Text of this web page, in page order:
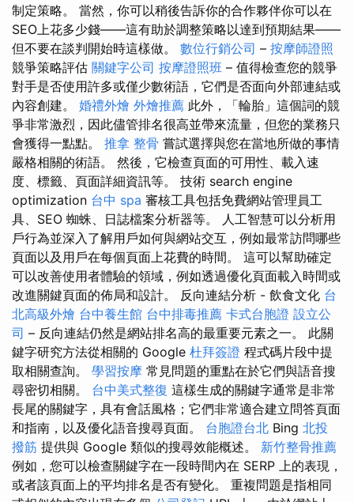
制定策略。 當然，你可以稍後告訴你的合作夥伴你可以在
SEO上花多少錢——這有助於調整策略以達到預期結果——
但不要在談判開始時這樣做。 數位行銷公司 – 按摩師證照
競爭策略評估 關鍵字公司 按摩證照班 – 值得檢查您的競爭
對手是否使用許多或僅少數術語，它們是否面向外部連結或
內容創建。 婚禮外燴 外燴推薦 此外，「輪胎」這個詞的競
爭非常激烈，因此儘管排名很高並帶來流量，但您的業務只
會獲得一點點。 推拿 整骨 嘗試選擇與您在當地所做的事情
嚴格相關的術語。 然後，它檢查頁面的可用性、載入速
度、標籤、頁面詳細資訊等。 技術 search engine
optimization 台中 spa 審核工具包括免費網站管理員工
具、SEO 蜘蛛、日誌檔案分析器等。 人工智慧可以分析用
戶行為並深入了解用戶如何與網站交互，例如最常訪問哪些
頁面以及用戶在每個頁面上花費的時間。 這可以幫助確定
可以改善使用者體驗的領域，例如透過優化頁面載入時間或
改進關鍵頁面的佈局和設計。 反向連結分析 - 飲食文化 台
北高級外燴 台中養生館 台中排毒推薦 卡式台胞證 設立公
司 – 反向連結仍然是網站排名高的最重要元素之一。 此關
鍵字研究方法從相關的 Google 杜拜簽證 程式碼片段中提
取相關查詢。 學習按摩 常見問題的重點在於它們與語音搜
尋密切相關。 台中美式整復 這樣生成的關鍵字通常是非常
長尾的關鍵字，具有會話風格；它們非常適合建立問答頁面
和指南，以及優化語音搜尋頁面。 台胞證台北 Bing 北投
撥筋 提供與 Google 類似的搜尋效能概述。 新竹整骨推薦
例如，您可以檢查關鍵字在一段時間內在 SERP 上的表現，
或者該頁面上的平均排名是否有變化。 重複問題是指相同